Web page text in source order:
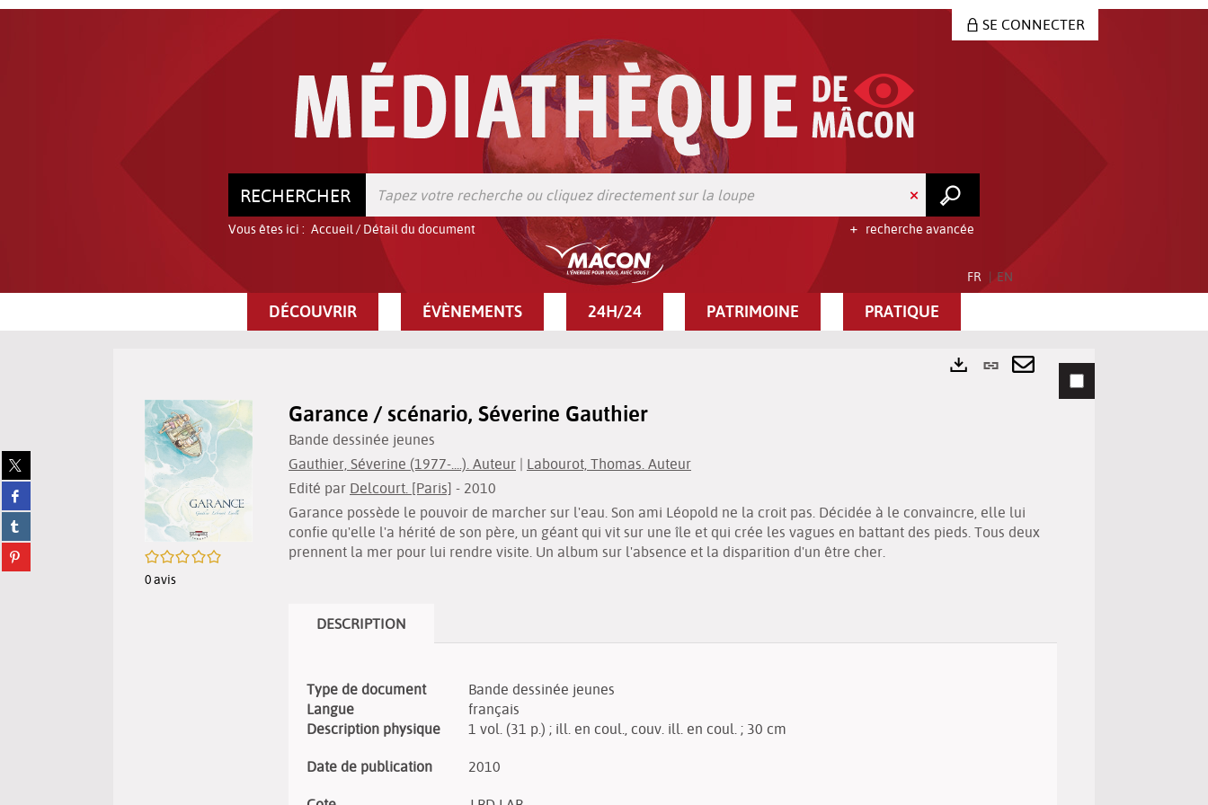
SE CONNECTER
RECHERCHER
recherche avancée
Vous êtes ici : Accueil/ Détail du document
FR EN
DÉCOUVRIR ÉVÈNEMENTS 24H/24 PATRIMOINE PRATIQUE
Partager
sur
twitter
(Nouvelle
fenêtre)
Partager
sur
facebook
(Nouvelle
fenêtre)
Partager
sur
tumblr
(Nouvelle
Partager
sur
Lien
permanent
Envoyer
/5
0avis
Garance / scénario, Séverine Gauthier
Bande dessinée jeunes
Gauthier, Séverine (1977-....). Auteur | Labourot, Thomas. Auteur
Edité par Delcourt. [Paris] - 2010
Garance possède le pouvoir de marcher sur l'eau. Son ami Léopold ne la croit pas. Décidée à le convaincre, elle lui
confie qu'elle l'a hérité de son père, un géant qui vit sur une île et qui crée les vagues en battant des pieds. Tous deux
prennent la mer pour lui rendre visite. Un album sur l'absence et la disparition d'un être cher.
DESCRIPTION
Type de document
Bande dessinée jeunes
Langue
français
Description physique
1 vol. (31 p.) ; ill. en coul., couv. ill. en coul. ; 30 cm
Date de publication 2010